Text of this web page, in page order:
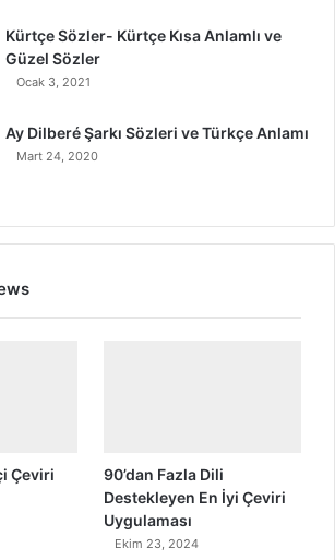
Kürtçe Sözler- Kürtçe Kısa Anlamlı ve
Güzel Sözler
Ocak 3, 2021
Ay Dilberé Şarkı Sözleri ve Türkçe Anlamı
Mart 24, 2020
Çeviri
90’dan Fazla Dili
Destekleyen En İyi Çeviri
Uygulaması
Ekim 23, 2024